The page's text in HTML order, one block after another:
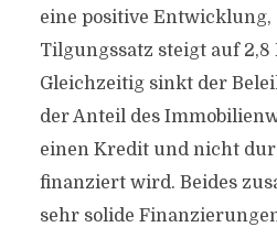
eine positive Entwicklung,
Tilgungssatz steigt auf 2,8
Gleichzeitig sinkt der
der Anteil des
einen Kredit und nicht
finanziert wird. Beides
sehr solide